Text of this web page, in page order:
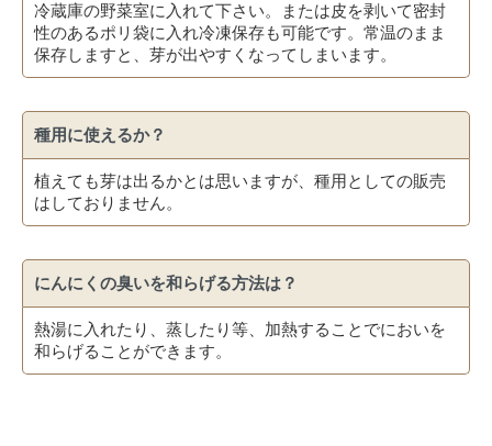
冷蔵庫の野菜室に入れて下さい。または皮を剥いて密封
性のあるポリ袋に入れ冷凍保存も可能です。常温のまま
保存しますと、芽が出やすくなってしまいます。
種用に使えるか？
植えても芽は出るかとは思いますが、種用としての販売
はしておりません。
にんにくの臭いを和らげる方法は？
熱湯に入れたり、蒸したり等、加熱することでにおいを
和らげることができます。